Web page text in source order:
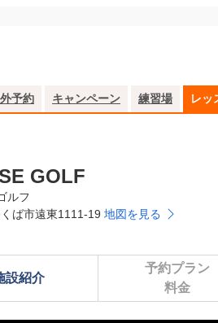
予約 キャンペーン 練習場 レッ
GOLF
ルフ
ば市遠東1111-19 地図を見る
設紹介
予約プラン
料金